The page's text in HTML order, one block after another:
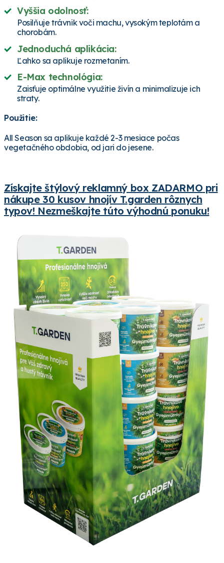
Vyššia odolnosť:
Posilňuje trávnik voči machu, vysokým teplotám a
chorobám.
Jednoduchá aplikácia:
Ľahko sa aplikuje rozmetaním.
E-Max technológia:
Zaisťuje optimálne využitie živín a minimalizuje ich
straty.
Použitie:
All Season sa aplikuje každé 2-3 mesiace počas
vegetačného obdobia, od jari do jesene.
Získajte štýlový reklamný boxZADARMO pri
nákupe 30 kusov hnojív T.garden rôznych
typov! Nezmeškajte túto výhodnú ponuku!